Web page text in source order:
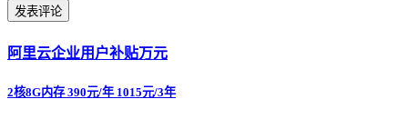
阿里云企业用户补贴万元
2核8G内存 390元/年 1015元/3年